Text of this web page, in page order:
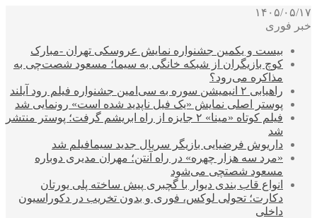
۱۴۰۵/۰۵/۱۷
خبر فوری
بیست و یکمین جشنواره نمایش عروسکی تهران -مبارک
کوچ بازیگران از شبکه خانگی به سیما؛ مسعود شصت‌چی به
مذاکره می‌رود؟
راهیابی ۲ انیمیشن سوره به سی‌امین جشنواره فیلم رود آیلند
پوستر اصلی نمایش «یک فیل ناپدید شده است» رونمایی شد
فیلم کوتاه «مینا» ۲ جایزه از راه ابریشم گرفت؛ پوستر منتشر
شد
داریوش فرضیایی بازیگر سریال جدید سیمافیلم شد
«مرد سه هزار چهره» در راه آنتن؛ مهران مدیری دوباره
مسعود شصتچی می‌شود
انواع قاب بندی دیوار با گچبری پیش ساخته پلی یورتان
دکارت؛ تحولی لوکس، فوری و بدون تخریب در دکوراسیون
داخلی